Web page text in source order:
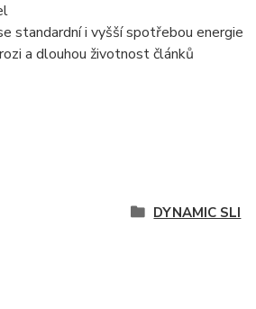
standardní i vyšší spotřebou energie
a dlouhou životnost článků
DYNAMIC SLI